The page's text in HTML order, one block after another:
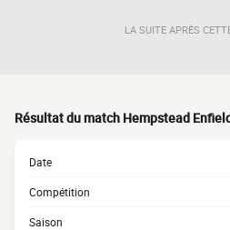
LA SUITE APRÈS
Résultat du match Hempstead
Date
Compétition
Saison